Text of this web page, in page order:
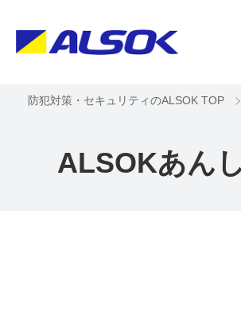
防犯対策・セキュリティのALSOK TOP
ALSOKあん